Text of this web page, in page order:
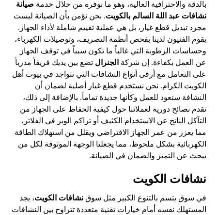
بالدقة والاحترافية العالية، وهو ما نوفره من خلال خدمة صيانة
نشافات عبد اللة السالم بالكويت. نحن نؤمن بأن الصيانة ليست
مجرد تبديل قطع غيار، بل هي عملية تقييم شاملة لأداء الجهاز.
يقوم الفنيون لدينا بفحص أنظمة التصريف، وتوصيلات الكهرباء،
وحساسات الرطوبة التي غالباً ما تكون سبباً في توقف الجهاز
عن العمل بكفاءة. إن شركة الجنرال تضع بين يديك فريقاً مدرباً
على التعامل مع أرقى أنواع النشافات التي تتواجد في بيوت أهل
الكويت الكرام. نحن نستخدم قطع غيار أصلية لضمان أن
النشافة ستعود للعمل وكأنها جديدة تماماً. بالإضافة إلى ذلك،
نقدم نصائح دورية لعملائنا حول كيفية الحفاظ على الجهاز من
التآكل الناتج عن الاستخدام الكثيف أو تراكم الوبر في الفلاتر،
مما يعزز من عمر الجهاز الافتراضي ويقلل من استهلاك الطاقة
الكهربائية بشكل ملحوظ، مما يجعلنا الوجهة الموثوقة لكل من
يبحث عن التميز والضمان في الصيانة.
نشافات الكويت
في سوق يتسم بالتنوع الكبير مثل سوقنشافات الكويت، يجد
المستهلك نفسه أمام خيارات تقنية متعددة تتراوح بين النشافات